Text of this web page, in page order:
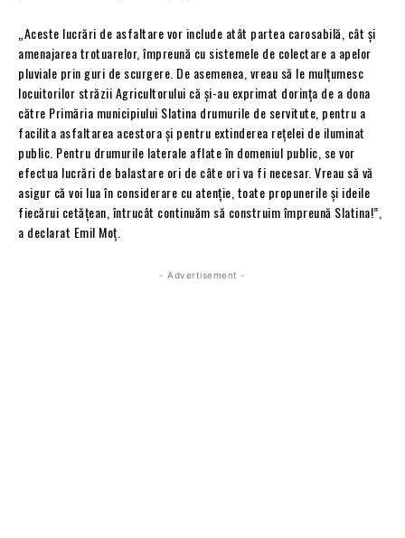
„Aceste lucrări de asfaltare vor include atât partea carosabilă, cât și
amenajarea trotuarelor, împreună cu sistemele de colectare a apelor
pluviale prin guri de scurgere. De asemenea, vreau să le mulțumesc
locuitorilor străzii Agricultorului că și-au exprimat dorința de a dona
către Primăria municipiului Slatina drumurile de servitute, pentru a
facilita asfaltarea acestora și pentru extinderea rețelei de iluminat
public. ️Pentru drumurile laterale aflate în domeniul public, se vor
efectua lucrări de balastare ori de câte ori va fi necesar. Vreau să vă
asigur că voi lua în considerare cu atenție, toate propunerile și ideile
fiecărui cetățean, întrucât continuăm să construim împreună Slatina!”,
a declarat Emil Moț.
- Advertisement -